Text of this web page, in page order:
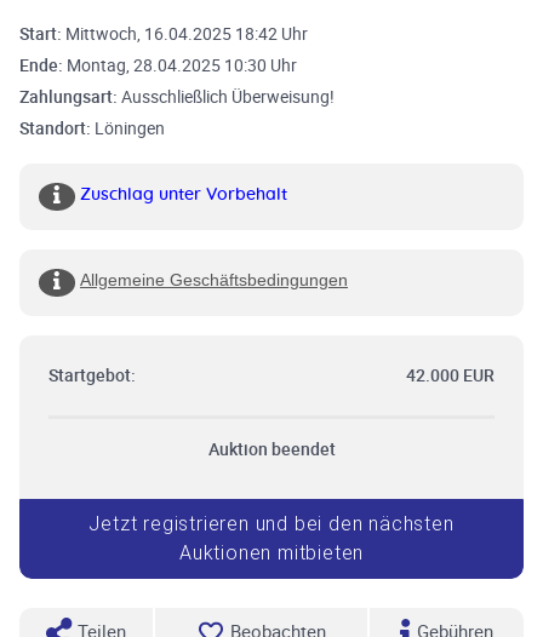
Start: Mittwoch, 16.04.2025 18:42 Uhr
Ende: Montag, 28.04.2025 10:30 Uhr
Zahlungsart: Ausschließlich Überweisung!
Standort: Löningen
Zuschlag unter Vorbehalt
Allgemeine Geschäftsbedingungen
Startgebot: 42.000 EUR
Auktion beendet
Jetzt registrieren und bei den nächsten
Auktionen mitbieten
Teilen Beobachten Gebühren